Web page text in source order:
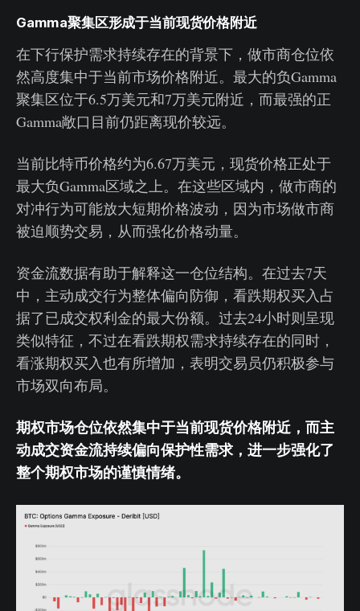
Gamma聚集区形成于当前现货价格附近
在下行保护需求持续存在的背景下，做市商仓位依
然高度集中于当前市场价格附近。最大的负Gamma
聚集区位于6.5万美元和7万美元附近，而最强的正
Gamma敞口目前仍距离现价较远。
当前比特币价格约为6.67万美元，现货价格正处于
最大负Gamma区域之上。在这些区域内，做市商的
对冲行为可能放大短期价格波动，因为市场做市商
被迫顺势交易，从而强化价格动量。
资金流数据有助于解释这一仓位结构。在过去7天
中，主动成交行为整体偏向防御，看跌期权买入占
据了已成交权利金的最大份额。过去24小时则呈现
类似特征，不过在看跌期权需求持续存在的同时，
看涨期权买入也有所增加，表明交易员仍积极参与
市场双向布局。
期权市场仓位依然集中于当前现货价格附近，而主
动成交资金流持续偏向保护性需求，进一步强化了
整个期权市场的谨慎情绪。